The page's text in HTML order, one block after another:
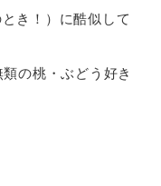
き！）に酷似して
の桃・ぶどう好き